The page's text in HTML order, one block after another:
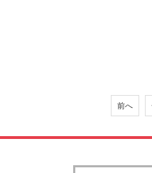
前へ